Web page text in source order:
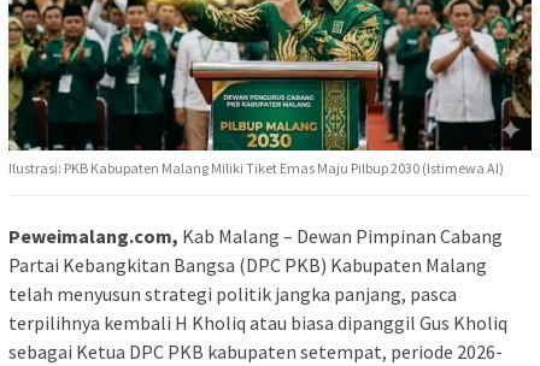
Ilustrasi: PKB Kabupaten Malang Miliki Tiket Emas Maju Pilbup 2030 (Istimewa AI)
Peweimalang.com, Kab Malang – Dewan Pimpinan Cabang
Partai Kebangkitan Bangsa (DPC PKB) Kabupaten Malang
telah menyusun strategi politik jangka panjang, pasca
terpilihnya kembali H Kholiq atau biasa dipanggil Gus Kholiq
sebagai Ketua DPC PKB kabupaten setempat, periode 2026-